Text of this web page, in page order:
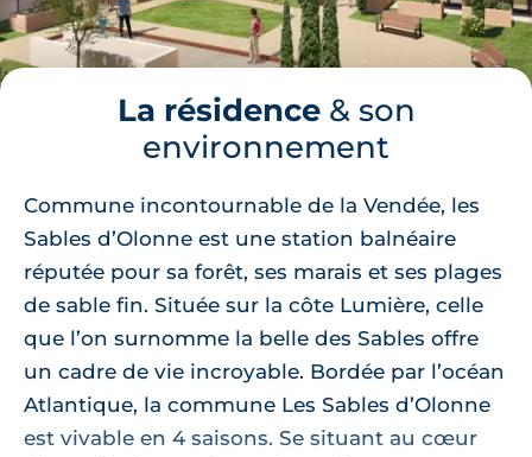
La résidence& son
environnement
Commune incontournable de la Vendée, les
Sables d’Olonne est une station balnéaire
réputée pour sa forêt, ses marais et ses plages
de sable fin. Située sur la côte Lumière, celle
que l’on surnomme la belle des Sables offre
un cadre de vie incroyable. Bordée par l’océan
Atlantique, la commune Les Sables d’Olonne
est vivable en 4 saisons. Se situant au cœur